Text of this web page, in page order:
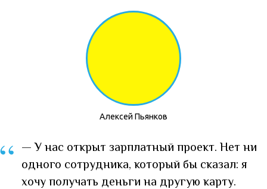
Алексей Пьянков
— У нас открыт зарплатный проект. Нет ни
одного сотрудника, который бы сказал: я
хочу получать деньги на другую карту.